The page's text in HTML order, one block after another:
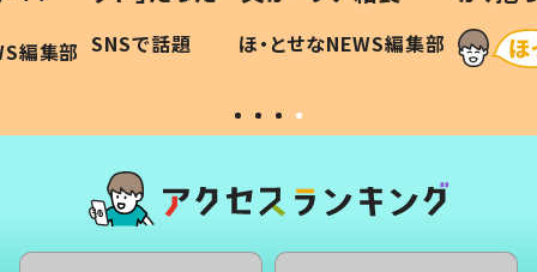
編集部
作り続ける理由とは #令和の親
#令和の子
SNSで話題 ほ・とせなNEWS編集部 「涙が
い」